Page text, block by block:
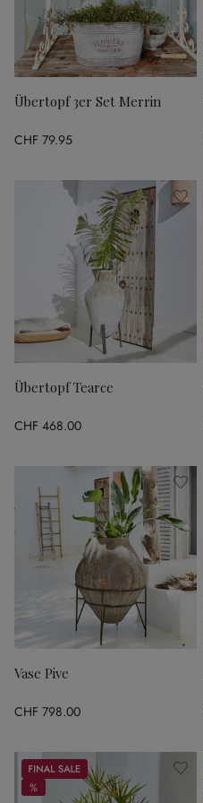
Übertopf 3er Set Merrin
CHF 79.95
Übertopf Tearce
CHF 468.00
Vase Pive
CHF 798.00
Sale
%
%